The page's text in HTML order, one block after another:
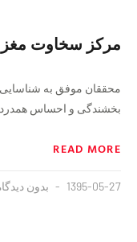
مرکز سخاوت
محققان موفق به
بخشندگی و احساس
READ MORE
1395-05-27 بدون